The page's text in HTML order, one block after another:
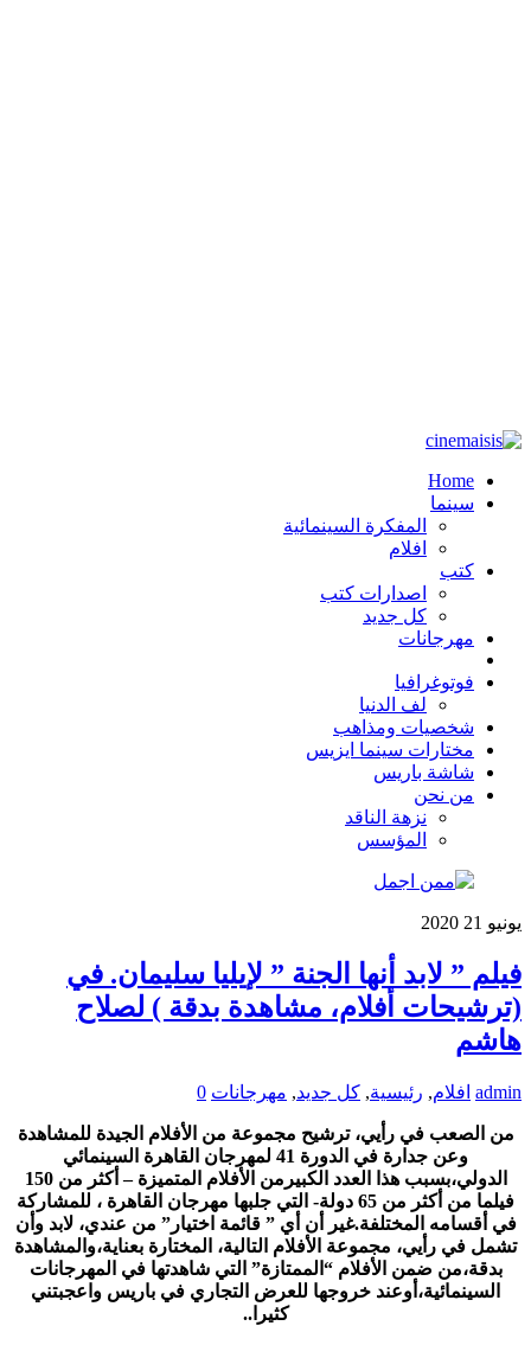
Home
سينما
المفكرة السينمائية
افلام
كتب
اصدارات كتب
كل جديد
مهرجانات
فوتوغرافيا
لف الدنيا
شخصيات ومذاهب
مختارات سينما ايزيس
شاشة باريس
من نحن
نزهة الناقد
المؤسس
يونيو 21
2020
فيلم ” لابد أنها الجنة ” لإيليا سليمان. في
(ترشيحات أفلام، مشاهدة بدقة ) لصلاح
هاشم
admin افلام, رئيسية, كل جديد, مهرجانات 0
من الصعب في رأيي، ترشيح مجموعة من الأفلام الجيدة للمشاهدة
وعن جدارة في الدورة 41 لمهرجان القاهرة السينمائي
الدولي،بسبب هذا العدد الكبيرمن الأفلام المتميزة – أكثر من 150
فيلما من أكثر من 65 دولة- التي جلبها مهرجان القاهرة ، للمشاركة
في أقسامه المختلفة.غير أن أي ” قائمة اختيار” من عندي، لابد وأن
تشمل في رأيي، مجموعة الأفلام التالية، المختارة بعناية،والمشاهدة
بدقة،من ضمن الأفلام “الممتازة” التي شاهدتها في المهرجانات
السينمائية،أوعند خروجها للعرض التجاري في باريس واعجبتني
كثيرا..